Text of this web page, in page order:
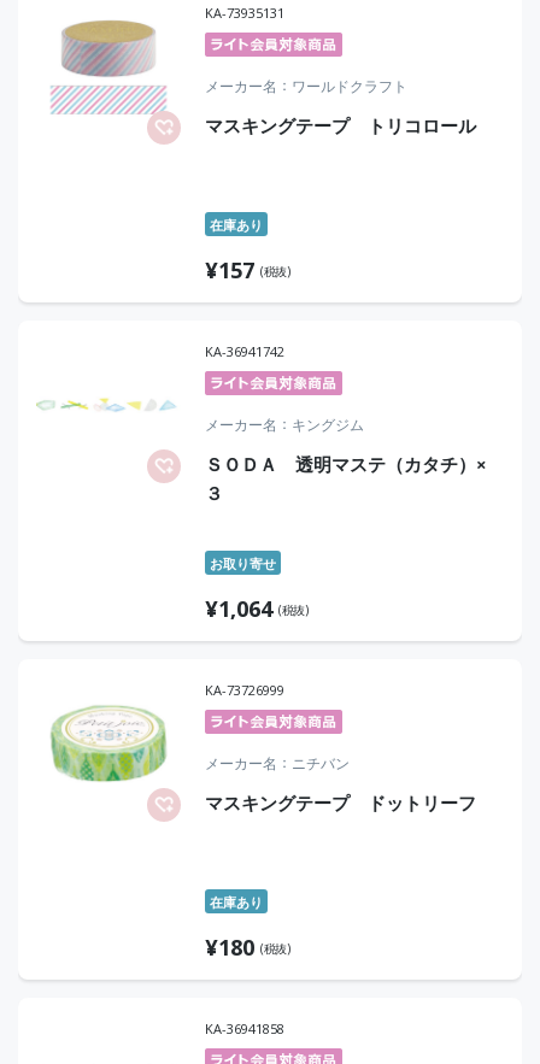
KA-73935131
メーカー名 ワールドクラフト
マスキングテープ トリコロール
在庫あり
¥157 (税抜)
KA-36941742
メーカー名 キングジム
ＳＯＤＡ 透明マステ（カタチ）×
３
お取り寄せ
¥1,064 (税抜)
KA-73726999
メーカー名 ニチバン
マスキングテープ ドットリーフ
在庫あり
¥180 (税抜)
KA-36941858